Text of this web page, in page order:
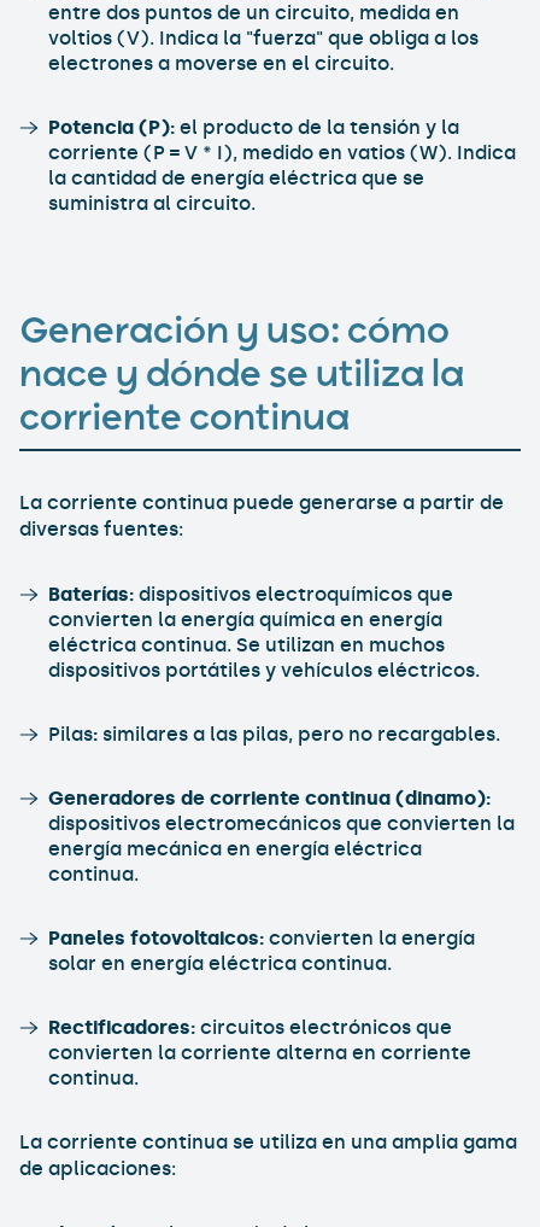
entre dos puntos de un circuito, medida en
voltios (V). Indica la "fuerza" que obliga a los
electrones a moverse en el circuito.
Potencia (P): el producto de la tensión y la
corriente (P = V * I), medido en vatios (W). Indica
la cantidad de energía eléctrica que se
suministra al circuito.
Generación y uso: cómo
nace y dónde se utiliza la
corriente continua
La corriente continua puede generarse a partir de
diversas fuentes:
Baterías: dispositivos electroquímicos que
convierten la energía química en energía
eléctrica continua. Se utilizan en muchos
dispositivos portátiles y vehículos eléctricos.
Pilas: similares a las pilas, pero no recargables.
Generadores de corriente continua (dinamo):
dispositivos electromecánicos que convierten la
energía mecánica en energía eléctrica
continua.
Paneles fotovoltaicos: convierten la energía
solar en energía eléctrica continua.
Rectificadores: circuitos electrónicos que
convierten la corriente alterna en corriente
continua.
La corriente continua se utiliza en una amplia gama
de aplicaciones: